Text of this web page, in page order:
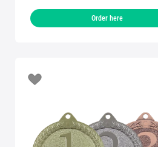
Order here